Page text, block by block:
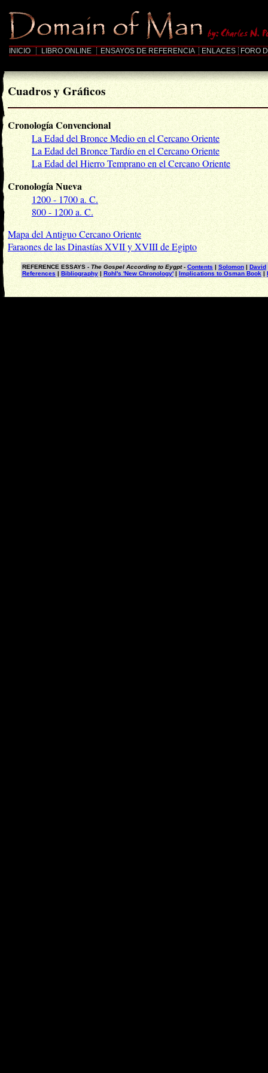
INICIO LIBRO ONLINE ENSAYOS DE REFERENCIA ENLACES FORO
Cuadros y Gráficos
Cronología Convencional
La Edad del Bronce Medio en el Cercano Oriente
La Edad del Bronce Tardío en el Cercano Oriente
La Edad del Hierro Temprano en el Cercano Oriente
Cronología Nueva
1200 - 1700 a. C.
800 - 1200 a. C.
Mapa del Antiguo Cercano Oriente
Faraones de las Dinastías XVII y XVIII de Egipto
REFERENCE ESSAYS - The Gospel According to Eygpt- Contents | Solomon| David
References | Bibliography| Rohl's 'New Chronology'| Implications to Osman Book |
©